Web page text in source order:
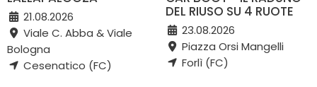
21.08.2026
Viale C. Abba & Viale
Bologna
Cesenatico (FC)
DEL RIUSO SU 4 RUOTE
23.08.2026
Piazza Orsi Mangelli
Forlì (FC)